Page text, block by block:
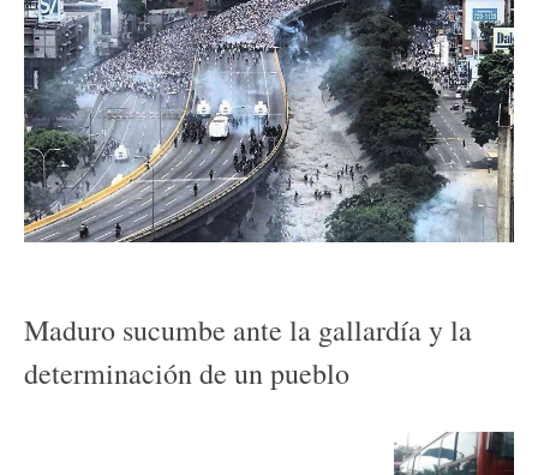
Maduro sucumbe ante la gallardía y la
determinación de un pueblo